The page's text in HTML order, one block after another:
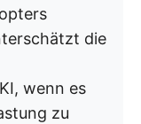
die
wenn es
zu